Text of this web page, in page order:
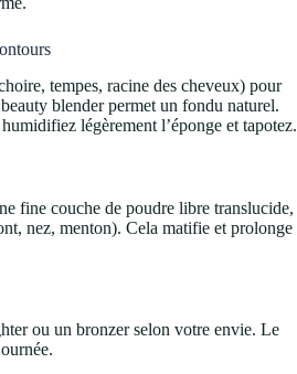
tempes, racine des cheveux) pour
blender permet un fondu naturel.
légèrement l’éponge et tapotez.
fine couche de poudre libre translucide,
nez, menton). Cela matifie et prolonge
ou un bronzer selon votre envie. Le